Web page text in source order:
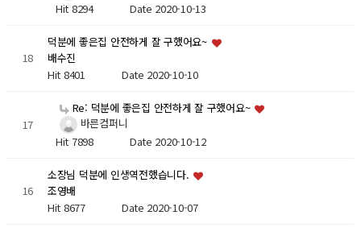
Hit 8294 Date 2020-10-13
18
덕분에 좋은집 안전하게 잘 구했어요~
배수진
Hit 8401 Date 2020-10-10
17
Re: 덕분에 좋은집 안전하게 잘 구했어요~
바른컴퍼니
Hit 7898 Date 2020-10-12
16
소장님 덕분에 인생역전했습니다.
조영배
Hit 8677 Date 2020-10-07